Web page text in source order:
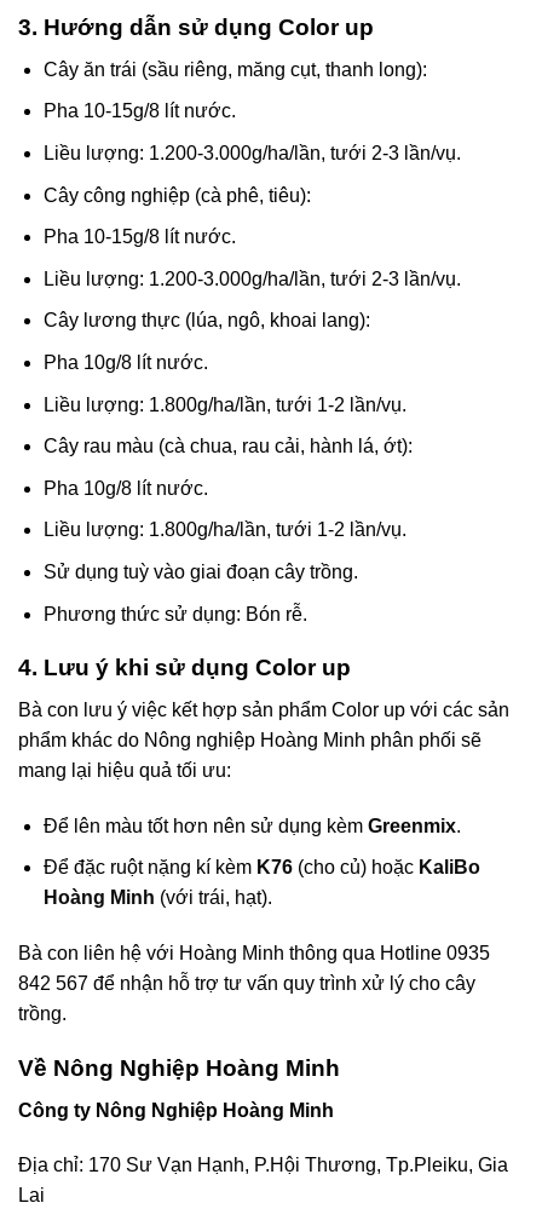
3. Hướng dẫn sử dụng Color up
Cây ăn trái (sầu riêng, măng cụt, thanh long):
Pha 10-15g/8 lít nước.
Liều lượng: 1.200-3.000g/ha/lần, tưới 2-3 lần/vụ.
Cây công nghiệp (cà phê, tiêu):
Pha 10-15g/8 lít nước.
Liều lượng: 1.200-3.000g/ha/lần, tưới 2-3 lần/vụ.
Cây lương thực (lúa, ngô, khoai lang):
Pha 10g/8 lít nước.
Liều lượng: 1.800g/ha/lần, tưới 1-2 lần/vụ.
Cây rau màu (cà chua, rau cải, hành lá, ớt):
Pha 10g/8 lít nước.
Liều lượng: 1.800g/ha/lần, tưới 1-2 lần/vụ.
Sử dụng tuỳ vào giai đoạn cây trồng.
Phương thức sử dụng: Bón rễ.
4. Lưu ý khi sử dụng Color up
Bà con lưu ý việc kết hợp sản phẩm Color up với các sản
phẩm khác do Nông nghiệp Hoàng Minh phân phối sẽ
mang lại hiệu quả tối ưu:
Để lên màu tốt hơn nên sử dụng kèm Greenmix.
Để đặc ruột nặng kí kèm K76(cho củ) hoặc KaliBo
Hoàng Minh (với trái, hạt).
Bà con liên hệ với Hoàng Minh thông qua Hotline 0935
842 567 để nhận hỗ trợ tư vấn quy trình xử lý cho cây
trồng.
Về Nông Nghiệp Hoàng Minh
Công ty Nông Nghiệp Hoàng Minh
Địa chỉ: 170 Sư Vạn Hạnh, P.Hội Thương, Tp.Pleiku, Gia
Lai